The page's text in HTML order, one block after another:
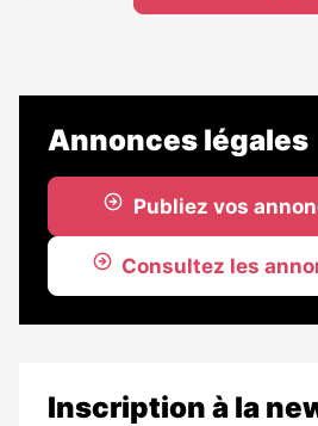
Annonces légales
Publiez vos
Consultez les
Inscription à la